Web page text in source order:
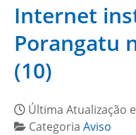
Internet
Porangatu
(10)
Última Atualização
Categoria Aviso